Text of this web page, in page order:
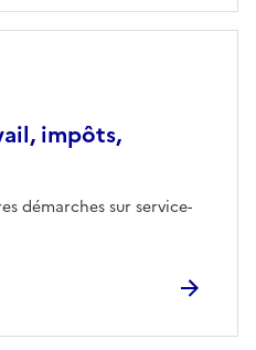
impôts,
démarches sur service-